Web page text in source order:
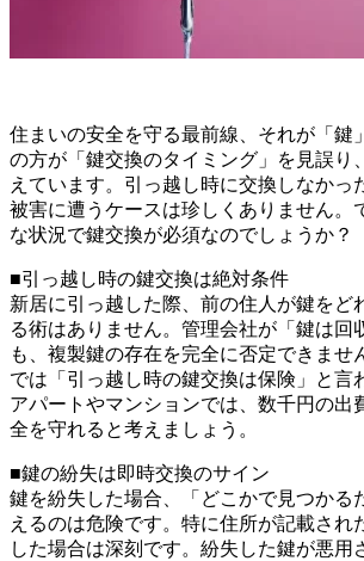
住まいの安全を守る最前線、それが「鍵
の方が「鍵交換のタイミング」を見誤り
えています。引っ越し時に交換しなかっ
被害に遭うケースは珍しくありません。
な状況で鍵交換が必須なのでしょうか？
■引っ越し時の鍵交換は絶対条件
新居に引っ越した際、前の住人が鍵をど
る術はありません。管理会社が「鍵は回
も、複製鍵の存在を完全に否定できませ
では「引っ越し時の鍵交換は保険」と言
アパートやマンションでは、数千円の出
全を守れると考えましょう。
■鍵の紛失は即時交換のサイン
鍵を紛失した場合、「どこかで見つかる
えるのは危険です。特に住所が記載され
した場合は深刻です。紛失した鍵が悪用